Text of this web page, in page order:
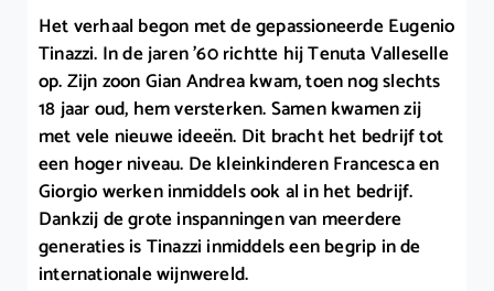
Het verhaal begon met de gepassioneerde Eugenio
Tinazzi. In de jaren ’60 richtte hij Tenuta Valleselle
op. Zijn zoon Gian Andrea kwam, toen nog slechts
18 jaar oud, hem versterken. Samen kwamen zij
met vele nieuwe ideeën. Dit bracht het bedrijf tot
een hoger niveau. De kleinkinderen Francesca en
Giorgio werken inmiddels ook al in het bedrijf.
Dankzij de grote inspanningen van meerdere
generaties is Tinazzi inmiddels een begrip in de
internationale wijnwereld.